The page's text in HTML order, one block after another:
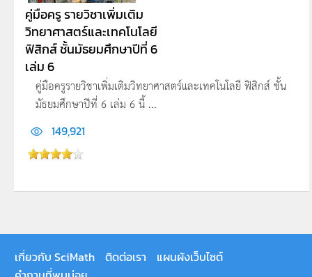
คู่มือครู รายวิชาเพิ่มเติม
วิทยาศาสตร์และเทคโนโลยี
ฟิสิกส์ ชั้นมัธยมศึกษาปีที่ 6
เล่ม 6
คู่มือครูรายวิชาเพิ่มเติมวิทยาศาสตร์และเทคโนโลยี ฟิสิกส์ ชั้น
มัธยมศึกษาปีที่ 6 เล่ม 6 นี้ ...
149,921
เกี่ยวกับ SciMath ติดต่อเรา
แผนผังเว็บไซต์